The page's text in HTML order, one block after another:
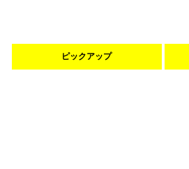
ピックアップ